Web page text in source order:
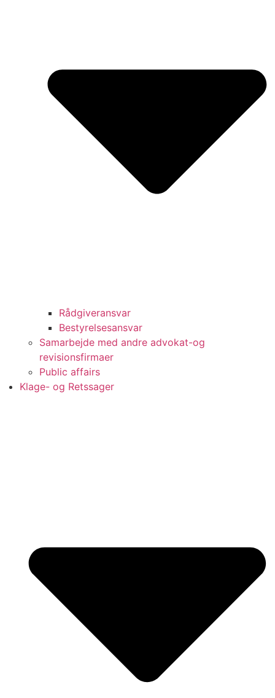
Rådgiveransvar
Bestyrelsesansvar
Samarbejde med andre advokat-og
revisionsfirmaer
Public affairs
Klage- og Retssager